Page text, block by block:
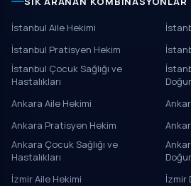
İstanbul Aile Hekimi
İstanbul Pratisyen Hekim
İstanbul Çocuk Sağlığı ve
Hastalıkları
Ankara Aile Hekimi
Ankara Pratisyen Hekim
Ankara Çocuk Sağlığı ve
Hastalıkları
İzmir Aile Hekimi
İzmir